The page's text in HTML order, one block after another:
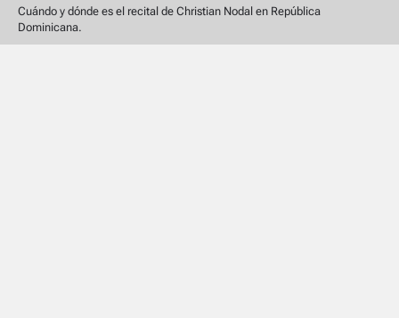
Cuándo y dónde es el recital de Christian Nodal en República
Dominicana.